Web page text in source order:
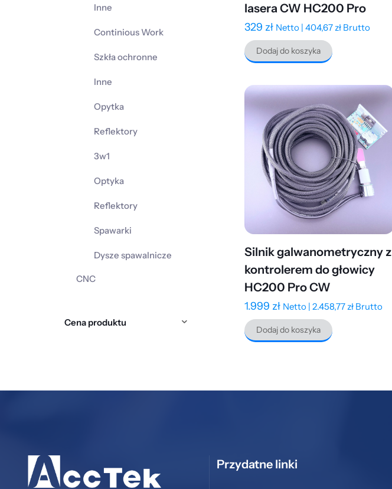
Inne
Continious Work
Szkła ochronne
Inne
Opytka
Reflektory
3w1
Optyka
Reflektory
Spawarki
Dysze spawalnicze
CNC
Cena produktu
lasera CW HC200 Pro
329 zł Netto | 404,67 zł Brutto
Dodaj do koszyka
Silnik galwanometryczny z
kontrolerem do głowicy
HC200 Pro CW
1.999 zł Netto | 2.458,77zł Brutto
Dodaj do koszyka
Przydatne linki